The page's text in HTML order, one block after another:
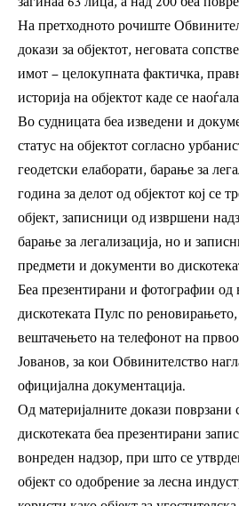
На претходното рочиште
докази за објектот, неговата
имот – целокупната фактичка,
историја на објектот каде се
Во судницата беа изведени и
статус на објектот согласно
геодетски елаборати, барање за
година за делот од објектот кој се
објект, записници од извршени
барање за легализација, но и
предмети и документи во
Беа презентирани и фотографии од
дискотеката Пулс по
вештачењето на телефонот на
Јованов, за кои Обвинителство
официјална документација.
Од материјалните докази
дискотеката беа презентирани
вонреден надзор, при што се
објект со одобрение за лесна